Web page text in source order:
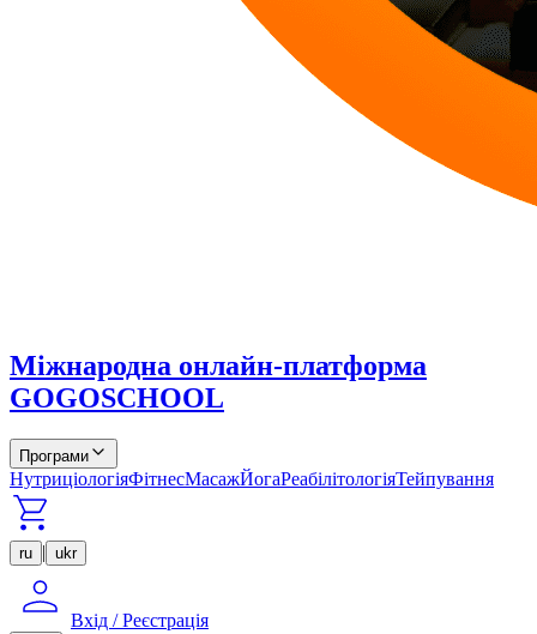
Міжнародна онлайн-платформа
GOGOSCHOOL
Програми
НутриціологіяФітнесМасажЙогаРеабілітологіяТейпування
ru | ukr
Вхід / Реєстрація